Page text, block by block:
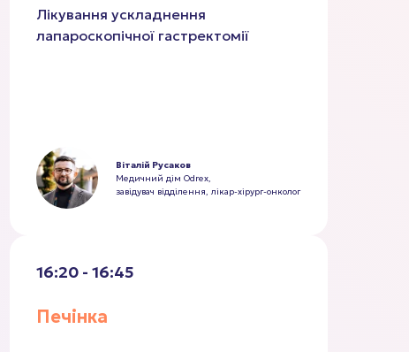
Лікування ускладнення
лапароскопічної гастректомії
Віталій Русаков
Медичний дім Odrex,
завідувач відділення, лікар-хірург-онколог
16:20 - 16:45
Печінка